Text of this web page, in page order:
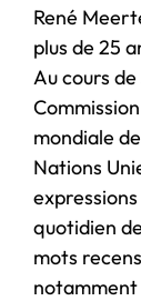
René
plus de 25
Au cours
mondiale
Nations
quotidien
mots
notamment